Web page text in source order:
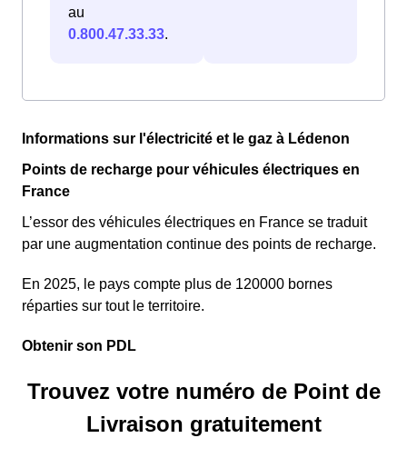
au
0.800.47.33.33.
Informations sur l'électricité et le gaz à Lédenon
Points de recharge pour véhicules électriques en
France
L’essor des véhicules électriques en France se traduit
par une augmentation continue des points de recharge.
En 2025, le pays compte plus de 120000 bornes
réparties sur tout le territoire.
Obtenir son PDL